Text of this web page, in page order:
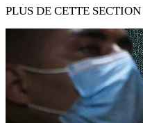
PLUS DE CETTE SECTION